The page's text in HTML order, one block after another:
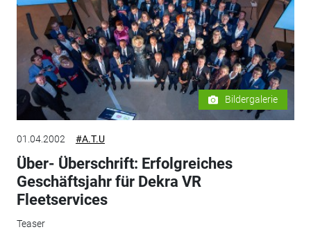
Bildergalerie
01.04.2002 #A.T.U
Über- Überschrift: Erfolgreiches
Geschäftsjahr für Dekra VR
Fleetservices
Teaser